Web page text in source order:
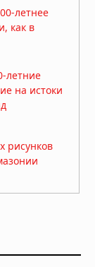
летнее
как в
летние
на истоки
рисунков